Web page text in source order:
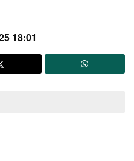
18:01